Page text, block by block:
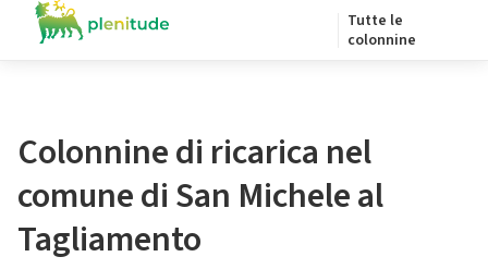
Tutte le
colonnine
Colonnine di ricarica nel
comune di San Michele al
Tagliamento